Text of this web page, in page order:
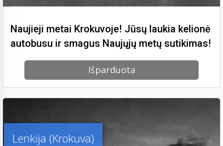
Naujieji metai Krokuvoje! Jūsų laukia kelionė
autobusu ir smagus Naujųjų metų sutikimas!
Išparduota
Lenkija (Krokuva)